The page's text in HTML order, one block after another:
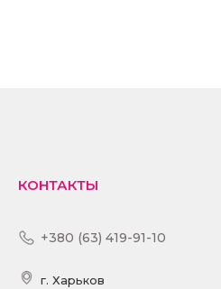
КОНТАКТЫ
+380 (63) 419-91-10
г. Харьков